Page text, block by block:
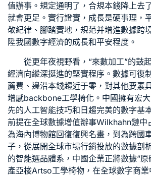
值辦事。規定通明了，合規本錢降上去
就會更足。實行證實，成長是硬事理，
敬紀律、腳踏實地，規范并增進數據跨
陞我國數字經濟的成長和平安程度。
從更年夜視野看，“來數加工”的鼓
經濟向縱深挺進的堅實程序。數據可復
薦費、邊沿本錢趨近于零，對其他要素
增感backbone工學椅化。中國擁有宏
先的人工智能技巧和日趨完美的數字基
前提在全球數據增值辦事Wilkhahn鏈中
為海內博物館回復復興名畫，到為跨國
子，從展開全球市場行銷投放的數據剖
的智能選品體系，中國企業正將數據“
產亞梭Artso工學椅物，在全球數字商